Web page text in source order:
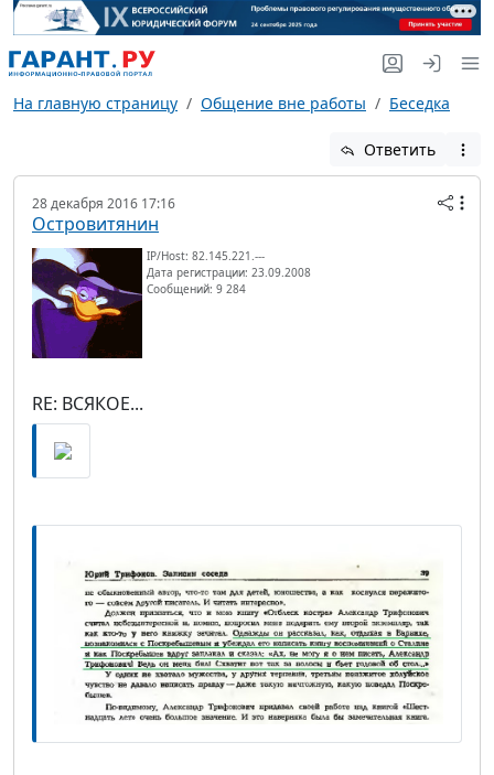
На главную страницу Общение вне работы Беседка
Ответить
28 декабря 2016 17:16
Островитянин
IP/Host: 82.145.221.---
Дата регистрации: 23.09.2008
Сообщений: 9 284
RE: ВСЯКОЕ...